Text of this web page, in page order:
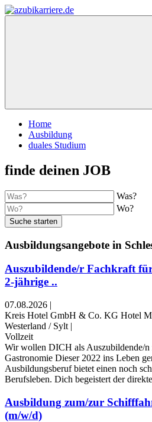
Home
Ausbildung
duales Studium
finde deinen JOB
Was?
Wo?
Suche starten
Ausbildungsangebote in
Auszubildende/r Fachkraft
2-jährige ..
07.08.2026 |
Kreis Hotel GmbH & Co. KG Hotel
Westerland / Sylt |
Vollzeit
Wir wollen DICH als Auszubildende/n
Gastronomie Dieser 2022 ins Leben
Ausbildungsberuf bietet einen noch
Berufsleben. Dich begeistert der
Ausbildung zum/zur
(m/w/d)